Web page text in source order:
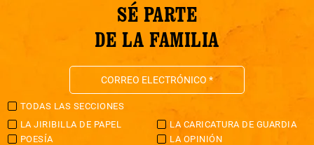
SÉ PARTE
DE LA FAMILIA
TODAS LAS SECCIONES
LA JIRIBILLA DE PAPEL
LA CARICATURA DE GUARDIA
POESÍA
LA OPINIÓN